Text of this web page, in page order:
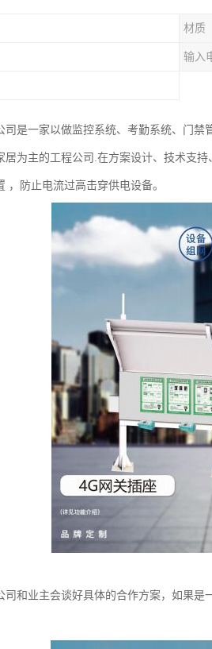
材质
输入
司是一家以做监控系统、考勤系统、门
居为主的工程公司.在方案设计、技术支
，防止电流过高击穿供电设备。
司和业主会谈好具体的合作方案，如果